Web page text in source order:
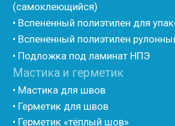
• Трубная изоляция из вспененного полиэтилена
• Трубная изоляция из вспененного полиэтилена
Порилекс
• Трубная изоляция из вспененного полиэтилена
Изотом
• Шнур базальтовый теплоизоляционный
• Компенсационный мат вспененного полиэтилена
• Утеплитель для труб из вспененного полиэтилена
• Уплотнительный шнур HOT ROD XL